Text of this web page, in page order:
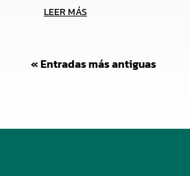
LEER MÁS
« Entradas más antiguas